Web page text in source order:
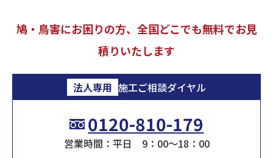
鳩・鳥害にお困りの方、全国どこでも無料でお見
積りいたします
法人専用 施工ご相談ダイヤル
0120-810-179
営業時間：平日 9：00～18：00